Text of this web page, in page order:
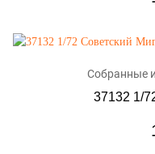
Собранные
37132 1/